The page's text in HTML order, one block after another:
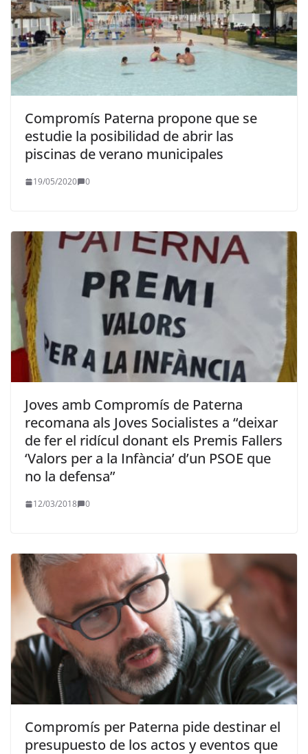
Compromís Paterna propone que se
estudie la posibilidad de abrir las
piscinas de verano municipales
19/05/2020 0
Joves amb Compromís de Paterna
recomana als Joves Socialistes a “deixar
de fer el ridícul donant els Premis Fallers
‘Valors per a la Infància’ d’un PSOE que
no la defensa”
12/03/2018 0
Compromís per Paterna pide destinar el
presupuesto de los actos y eventos que